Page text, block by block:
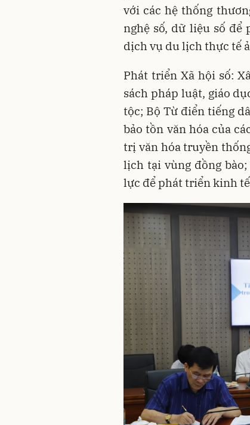
với các hệ thống
nghệ số, dữ liệu số để
dịch vụ du lịch thực tế
Phát triển Xã hội số:
sách pháp luật, giáo
tộc; Bộ Từ điển tiếng
bảo tồn văn hóa của
trị văn hóa truyền
lịch tại vùng đồng
lực để phát triển kinh tế